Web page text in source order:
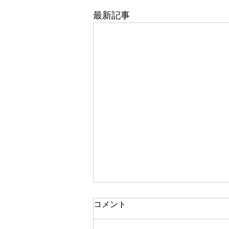
最新記事
東武百貨店 船橋店 1階 5番
コメント